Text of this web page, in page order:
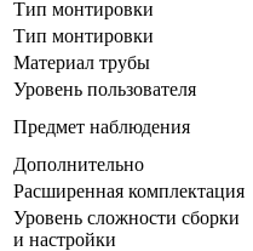
Тип монтировки
Тип монтировки
Материал трубы
Уровень пользователя
Предмет наблюдения
Дополнительно
Расширенная комплектация
Уровень сложности сборки
и настройки